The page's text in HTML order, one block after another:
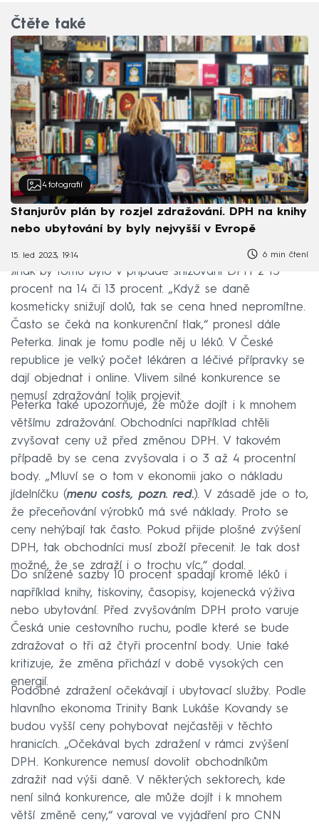
Čtěte také
4 fotografií
Stanjurův plán by rozjel zdražování. DPH na knihy
nebo ubytování by byly nejvyšší v Evropě
15. led 2023, 19:14 6 min čtení
Jinak by tomu bylo v případě snižování DPH z 15
procent na 14 či 13 procent. „Když se daně
kosmeticky snižují dolů, tak se cena hned nepromítne.
Často se čeká na konkurenční tlak,“ pronesl dále
Peterka. Jinak je tomu podle něj u léků. V České
republice je velký počet lékáren a léčivé přípravky se
dají objednat i online. Vlivem silné konkurence se
nemusí zdražování tolik projevit.
Peterka také upozorňuje, že může dojít i k mnohem
většímu zdražování. Obchodníci například chtěli
zvyšovat ceny už před změnou DPH. V takovém
případě by se cena zvyšovala i o 3 až 4 procentní
body. „Mluví se o tom v ekonomii jako o nákladu
jídelníčku (menu costs, pozn. red.). V zásadě jde o to,
že přeceňování výrobků má své náklady. Proto se
ceny nehýbají tak často. Pokud přijde plošné zvýšení
DPH, tak obchodníci musí zboží přecenit. Je tak dost
možné, že se zdraží i o trochu víc,“ dodal.
Do snížené sazby 10 procent spadají kromě léků i
například knihy, tiskoviny, časopisy, kojenecká výživa
nebo ubytování. Před zvyšováním DPH proto varuje
Česká unie cestovního ruchu, podle které se bude
zdražovat o tři až čtyři procentní body. Unie také
kritizuje, že změna přichází v době vysokých cen
energií.
Podobné zdražení očekávají i ubytovací služby. Podle
hlavního ekonoma Trinity Bank Lukáše Kovandy se
budou vyšší ceny pohybovat nejčastěji v těchto
hranicích. „Očekával bych zdražení v rámci zvýšení
DPH. Konkurence nemusí dovolit obchodníkům
zdražit nad výši daně. V některých sektorech, kde
není silná konkurence, ale může dojít i k mnohem
větší změně ceny,“ varoval ve vyjádření pro CNN